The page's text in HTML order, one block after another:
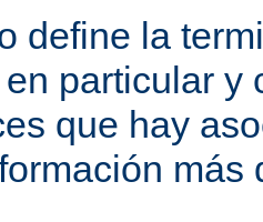
define la
particular
que hay
más